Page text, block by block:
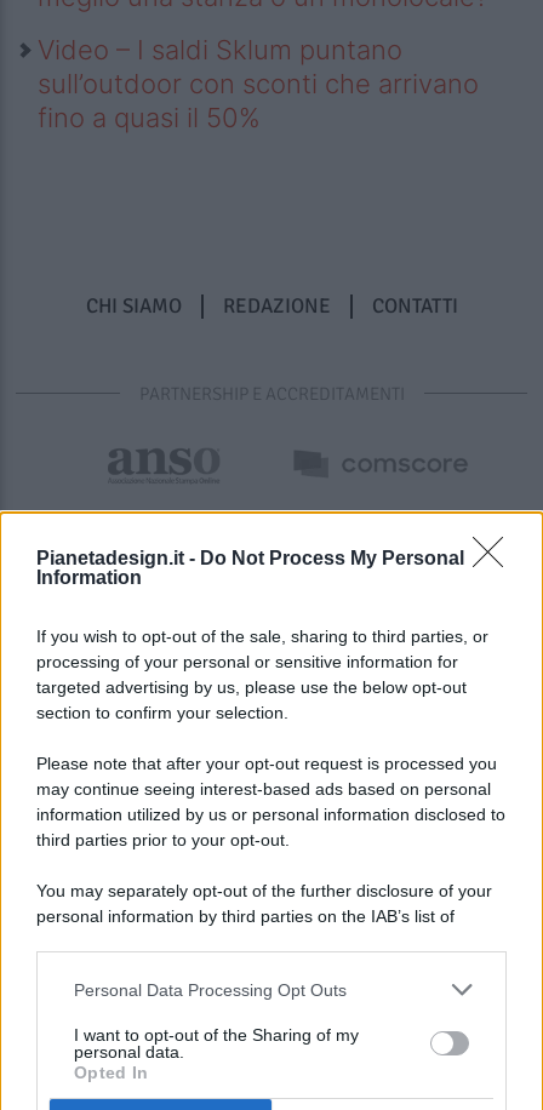
Pianetadesign.it - Do Not Process My Personal
Information
If you wish to opt-out of the sale, sharing to third parties, or
processing of your personal or sensitive information for
targeted advertising by us, please use the below opt-out
section to confirm your selection.
Please note that after your opt-out request is processed you
may continue seeing interest-based ads based on personal
information utilized by us or personal information disclosed to
third parties prior to your opt-out.
You may separately opt-out of the further disclosure of your
personal information by third parties on the IAB’s list of
This information may also be disclosed by us to third parties
disclose it to other third parties.
Personal Data Processing Opt Outs
I want to opt-out of the Sharing of my
personal data.
Opted In
Video – I saldi Sklum puntano
sull’outdoor con sconti che arrivano
fino a quasi il 50%
CHI SIAMO REDAZIONE CONTATTI
PARTNERSHIP E ACCREDITAMENTI
© 2026 - Pianeta Design - P.IVA 04827280654 - Testata
Registrata Al Tribunale Di Nocera Inferiore N. 8/2020 - RG N.
ISCRIZIONE AL ROC N. 35792 – ISCRITTA ALL’ANSO
(ASSOCIAZIONE NAZIONALE STAMPA ONLINE)
PREFERENZE PRIVACY